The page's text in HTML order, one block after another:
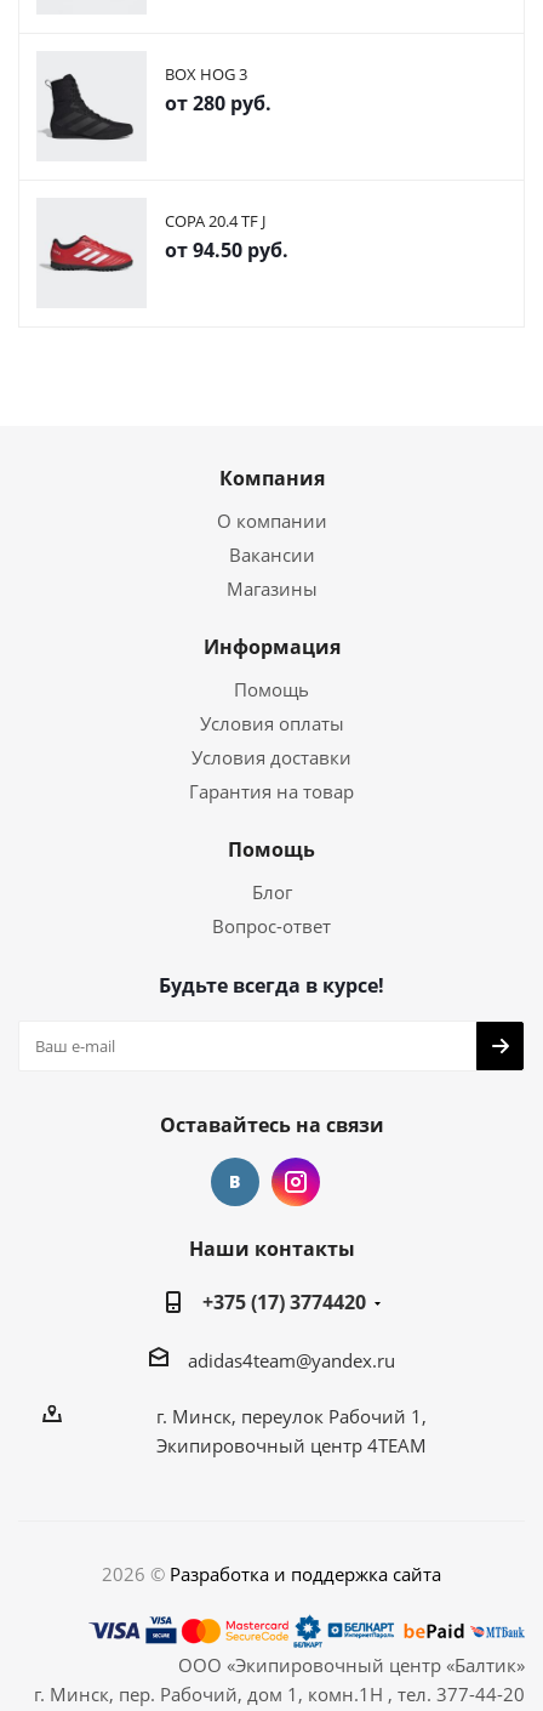
BOX HOG 3
от280 руб.
COPA 20.4 TF J
от94.50 руб.
Компания
О компании
Вакансии
Магазины
Информация
Помощь
Условия оплаты
Условия доставки
Гарантия на товар
Помощь
Блог
Вопрос-ответ
Будьте всегда в курсе!
Оставайтесь на связи
Наши контакты
+375 (17) 3774420
adidas4team@yandex.ru
г. Минск, переулок Рабочий 1,
Экипировочный центр 4TEAM
2026 © Разработка и поддержка сайта
ООО «Экипировочный центр «Балтик»
г. Минск, пер. Рабочий, дом 1, комн.1Н , тел. 377-44-20